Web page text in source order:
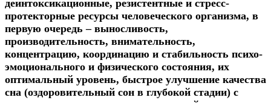
деинтоксикационные, резистентные и стресс-
протекторные ресурсы человеческого организма, в
первую очередь – выносливость,
производительность, внимательность,
концентрацию, координацию и стабильность психо-
эмоционального и физического состояния, их
оптимальный уровень, быстрое улучшение качества
сна (оздоровительный сон в глубокой стадии) с